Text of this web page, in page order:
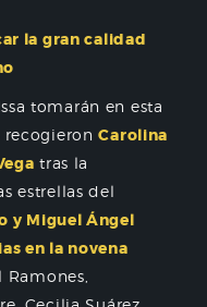
la gran calidad
tomarán en esta
recogieronCarolina
tras la
estrellas del
y Miguel Ángel
en la novena
Ramones,